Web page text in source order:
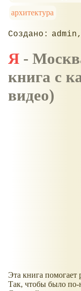
архитектура
admin
Я - Москва. Интерактивная
книга с
видео)
Эта книга помогает
Так, чтобы было по-